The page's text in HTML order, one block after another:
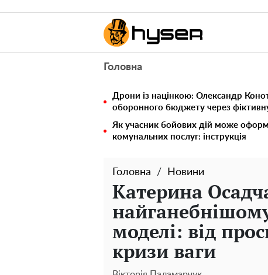
Головна
Дрони із націнкою: Олександр
оборонного бюджету через
Як учасник бойових дій може
комунальних послуг: інструкція
Головна Новини
Катерина
моделі: від
кризи ваги